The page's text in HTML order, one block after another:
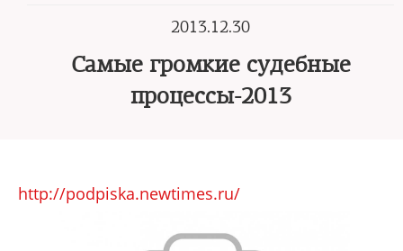
2013.12.30
Самые громкие судебные
процессы-2013
http://podpiska.newtimes.ru/